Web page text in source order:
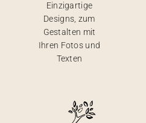
Einzigartige
Designs, zum
Gestalten mit
Ihren Fotos und
Texten